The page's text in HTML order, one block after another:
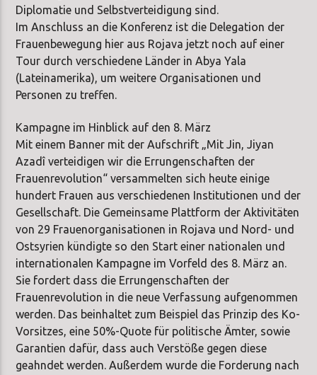
Diplomatie und Selbstverteidigung sind.
Im Anschluss an die Konferenz ist die Delegation der
Frauenbewegung hier aus Rojava jetzt noch auf einer
Tour durch verschiedene Länder in Abya Yala
(Lateinamerika), um weitere Organisationen und
Personen zu treffen.
Kampagne im Hinblick auf den 8. März
Mit einem Banner mit der Aufschrift „Mit Jin, Jiyan
Azadî verteidigen wir die Errungenschaften der
Frauenrevolution“ versammelten sich heute einige
hundert Frauen aus verschiedenen Institutionen und der
Gesellschaft. Die Gemeinsame Plattform der Aktivitäten
von 29 Frauenorganisationen in Rojava und Nord- und
Ostsyrien kündigte so den Start einer nationalen und
internationalen Kampagne im Vorfeld des 8. März an.
Sie fordert dass die Errungenschaften der
Frauenrevolution in die neue Verfassung aufgenommen
werden. Das beinhaltet zum Beispiel das Prinzip des Ko-
Vorsitzes, eine 50%-Quote für politische Ämter, sowie
Garantien dafür, dass auch Verstöße gegen diese
geahndet werden. Außerdem wurde die Forderung nach